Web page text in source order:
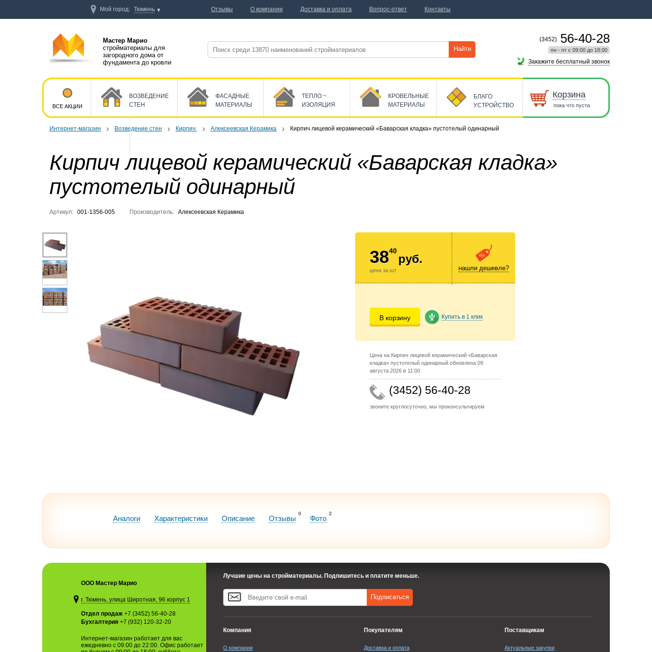
Интернет-магазин Возведение стен Кирпич Алексеевская Керамика Кирпич лицевой керамический «Баварская кладка» пустотелый одинарный
Кирпич лицевой керамический «Баварская кладка»
пустотелый одинарный
Артикул: 001-1356-005 Производитель: Алексеевская Керамика
3840
руб.
цена за шт нашли дешевле?
В корзину Купить в 1 клик
Цена на Кирпич лицевой керамический «Баварская
кладка» пустотелый одинарный обновлена 09
августа 2026 в 11:00
(3452) 56-40-28
звоните круглосуточно, мы проконсультируем
Аналоги Характеристики Описание Отзывы
0
Фото
2
Мастер Марио
стройматериалы для
загородного дома от
фундамента до кровли
Найти
(3452) 56-40-28
пн - пт с 09:00 до 18:00
Закажите бесплатный звонок
ВСЕ АКЦИИ
ВОЗВЕДЕНИЕ
СТЕН
ФАСАДНЫЕ
МАТЕРИАЛЫ
ТЕПЛО ~
ИЗОЛЯЦИЯ
КРОВЕЛЬНЫЕ
МАТЕРИАЛЫ
БЛАГО
УСТРОЙСТВО
Корзина
пока что пуста
ООО Мастер Марио
г. Тюмень, улица Широтная, 96 корпус 1
Отдел продаж +7 (3452) 56-40-28
Бухгалтерия +7 (932) 120-32-20
Интернет-магазин работает для вас
ежедневно с 09:00 до 22:00. Офис работает
Лучшие цены на стройматериалы. Подпишитесь и платите меньше.
Подписаться
Компания
О компании
Покупателям
Доставка и оплата
Поставщикам
Актуальные закупки
Мой город: Тюмень Отзывы О компании Доставка и оплата Вопрос-ответ Контакты